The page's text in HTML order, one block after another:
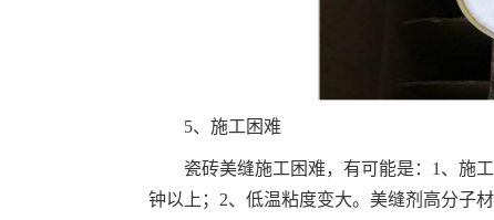
5、施工困难
瓷砖美缝施工困难，有可能是：1、施
钟以上；2、低温粘度变大。美缝剂高分子